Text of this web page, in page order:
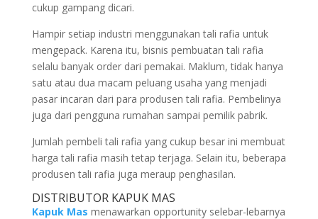
cukup gampang dicari.
Hampir setiap industri menggunakan tali rafia untuk
mengepack. Karena itu, bisnis pembuatan tali rafia
selalu banyak order dari pemakai. Maklum, tidak hanya
satu atau dua macam peluang usaha yang menjadi
pasar incaran dari para produsen tali rafia. Pembelinya
juga dari pengguna rumahan sampai pemilik pabrik.
Jumlah pembeli tali rafia yang cukup besar ini membuat
harga tali rafia masih tetap terjaga. Selain itu, beberapa
produsen tali rafia juga meraup penghasilan.
DISTRIBUTOR KAPUK MAS
Kapuk Mas menawarkan opportunity selebar-lebarnya